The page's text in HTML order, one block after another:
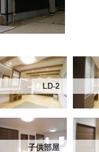
LD-2
子供部屋